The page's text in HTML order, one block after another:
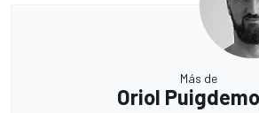
Más de
Oriol